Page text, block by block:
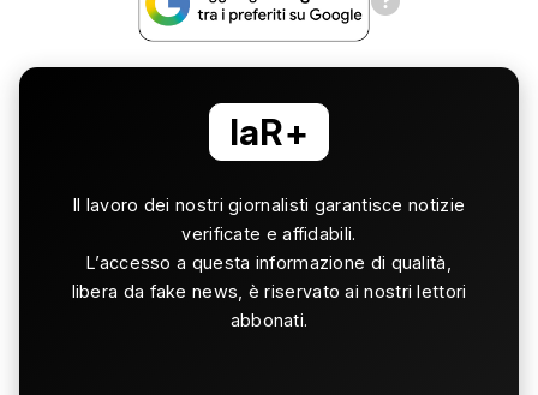
laR+
Il lavoro dei nostri giornalisti garantisce notizie
verificate e affidabili.
L’accesso a questa informazione di qualità,
libera da fake news, è riservato ai nostri lettori
abbonati.